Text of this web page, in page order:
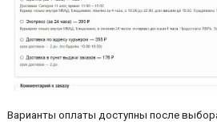
Варианты оплаты доступны после